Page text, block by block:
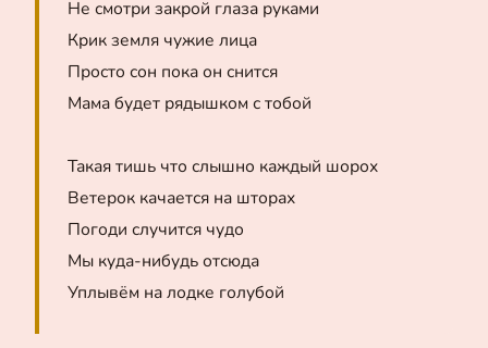
Не смотри закрой глаза руками
Крик земля чужие лица
Просто сон пока он снится
Мама будет рядышком с тобой
Такая тишь что слышно каждый шорох
Ветерок качается на шторах
Погоди случится чудо
Мы куда-нибудь отсюда
Уплывём на лодке голубой